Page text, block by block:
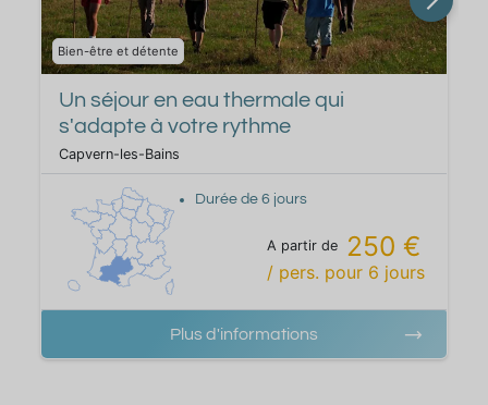
Bien-être et détente
Un séjour en eau thermale qui
s'adapte à votre rythme
Capvern-les-Bains
Durée de6 jours
A partir de 250 €
/ pers. pour 6 jours
Plus d'informations